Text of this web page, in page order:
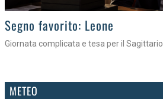
>
Segno favorito: Leone
Giornata complicata e tesa per il Sagittario
METEO